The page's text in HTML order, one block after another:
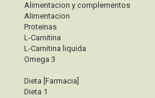
Alimentacion y complementos
Alimentacion
Proteinas
L-Carnitina
L-Carnitina liquida
Omega 3
Dieta [Farmacia]
Dieta 1